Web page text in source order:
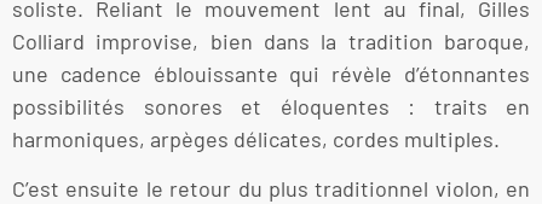
soliste. Reliant le mouvement lent au final, Gilles
Colliard improvise, bien dans la tradition baroque,
une cadence éblouissante qui révèle d’étonnantes
possibilités sonores et éloquentes : traits en
harmoniques, arpèges délicates, cordes multiples.
C’est ensuite le retour du plus traditionnel violon, en